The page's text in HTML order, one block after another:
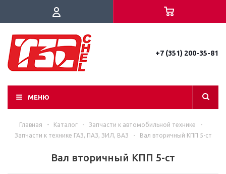
+7 (351) 200-35-81
МЕНЮ
Главная - Каталог - Запчасти к автомобильной технике
-
Запчасти к технике ГАЗ, ПАЗ, ЗИЛ, ВАЗ
- Вал вторичный КПП 5-ст
Вал вторичный КПП 5-ст